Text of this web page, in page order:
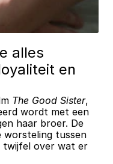
alles
en
The Good Sister,
wordt met een
haar broer. De
worsteling tussen
twijfel over wat er